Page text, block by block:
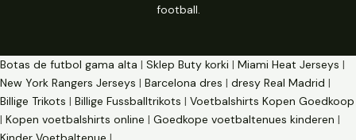
football.
Botas de futbol gama alta | Sklep Buty korki | Miami Heat Jerseys |
New York Rangers Jerseys | Barcelona dres | dresy Real Madrid |
Billige Trikots | Billige Fussballtrikots | Voetbalshirts Kopen Goedkoop
| Kopen voetbalshirts online | Goedkope voetbaltenues kinderen |